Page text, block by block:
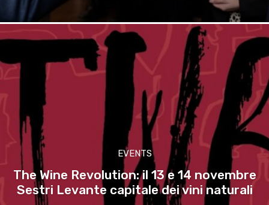
EVENTS
The Wine Revolution: il 13 e 14 novembre
Sestri Levante capitale dei vini naturali